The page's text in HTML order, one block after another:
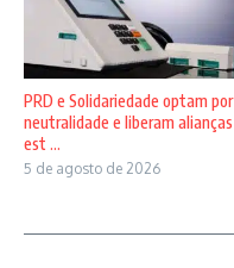
PRD e Solidariedade optam por
neutralidade e liberam alianças
est ...
5 de agosto de 2026